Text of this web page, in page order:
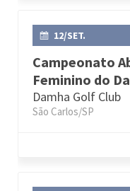
12/SET.
Campeonato
Feminino do
Damha Golf Club
São Carlos/SP